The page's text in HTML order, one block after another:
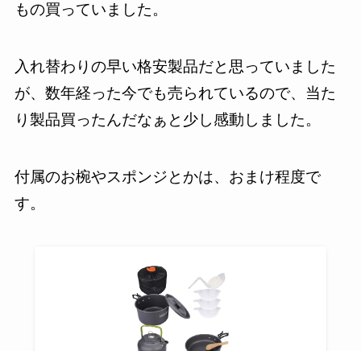
もの買っていました。
入れ替わりの早い格安製品だと思っていました
が、数年経った今でも売られているので、当た
り製品買ったんだなぁと少し感動しました。
付属のお椀やスポンジとかは、おまけ程度で
す。